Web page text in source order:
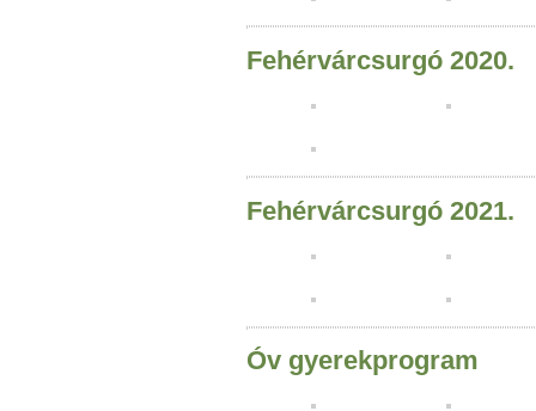
Fehérvárcsurgó 2020.
Fehérvárcsurgó 2021.
Óv gyerekprogram